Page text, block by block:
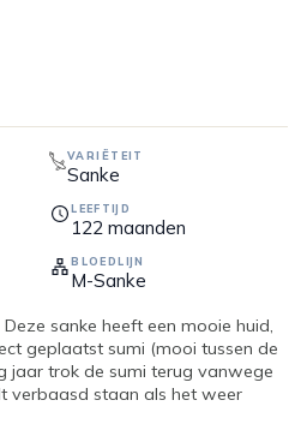
VARIËTEIT
Sanke
LEEFTIJD
122 maanden
BLOEDLIJN
M-Sanke
sanke heeft een mooie huid,
geplaatst sumi (mooi tussen de
jaar trok de sumi terug vanwege
verbaasd staan als het weer